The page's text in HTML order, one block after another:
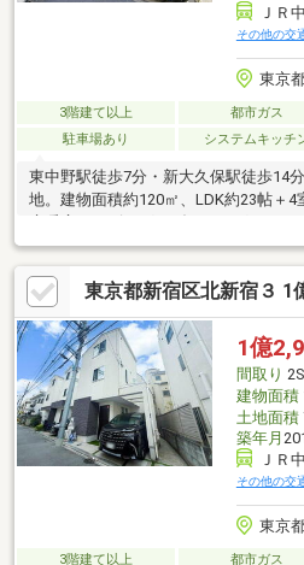
ＪＲ
その他の交
東京
3階建て以上 都市ガス
駐車場あり
システムキッチ
東中野駅徒歩7分・新大久保駅徒歩14
地。建物面積約120㎡、LDK約23帖＋4
WICなど充実の設備を備え、玄関はオ
ードクラスも駐車可能です。徒歩2分
学校徒歩3分と子育て環境も良好。交
心。室内コンディションも良好です。
東京都新宿区北新宿３ 1
1億
間取り
建物面積
土地面積
築年月
ＪＲ
その他の交
東京
3階建て以上 都市ガス